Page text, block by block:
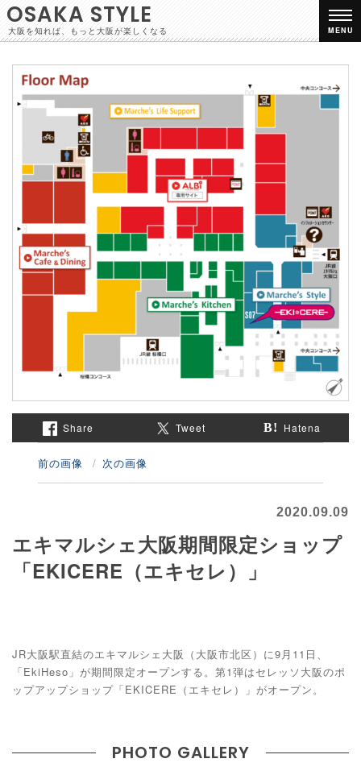
OSAKA STYLE
大阪を知れば、もっと大阪が楽しくなる MENU
Share Tweet Hatena
前の画像 次の画像
2020.09.09
エキマルシェ大阪期間限定ショップ
「EKICERE（エキセレ）」
JR大阪駅直結のエキマルシェ大阪（大阪市北区）に9月11日、
「EkiHeso」が期間限定オープンする。第1弾はセレッソ大阪のポ
ップアップショップ「EKICERE（エキセレ）」がオープン。
PHOTO GALLERY